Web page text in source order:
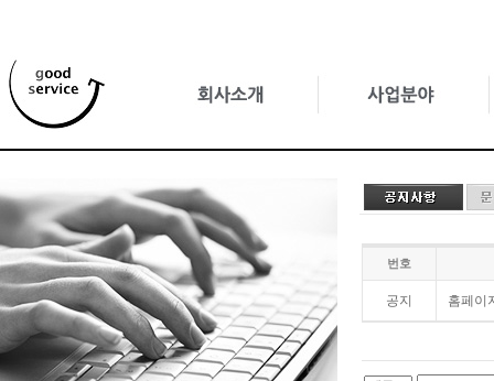
번호
공지 홈페이